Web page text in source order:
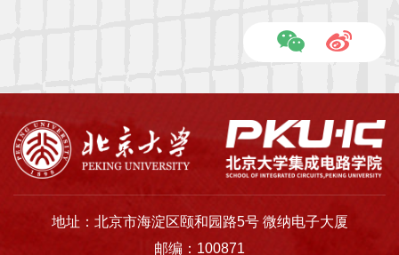
地址：北京市海淀区颐和园路5号 微纳电子大厦
邮编：100871